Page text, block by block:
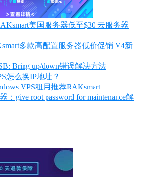
美国服务器低至$30 云服务器
多款高配置服务器低价促销 V4新
Bring up/down错误解决方法
怎么换IP地址？
VPS租用推荐RAKsmart
：give root password for maintenance解